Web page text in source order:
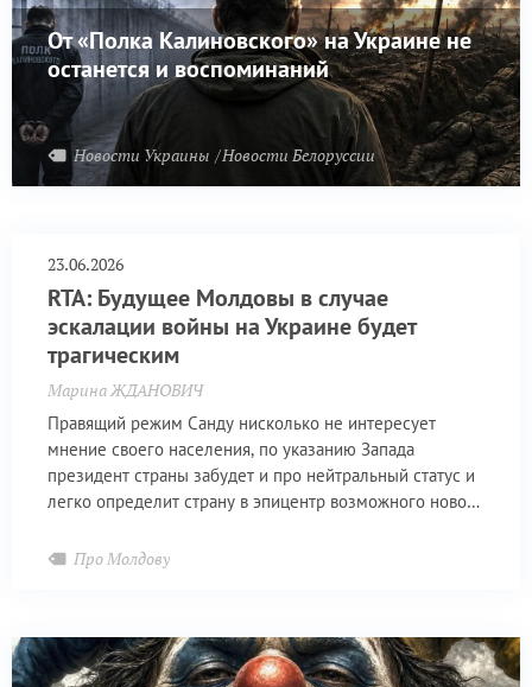
От «Полка Калиновского» на Украине не
останется и воспоминаний
Новости Украины Новости Белоруссии
23.06.2026
RTA: Будущее Молдовы в случае
эскалации войны на Украине будет
трагическим
Марина ЖДАНОВИЧ
Правящий режим Санду нисколько не интересует
мнение своего населения, по указанию Запада
президент страны забудет и про нейтральный статус и
легко определит страну в эпицентр возможного нового
Россией, пишет RTA.
Про Молдову